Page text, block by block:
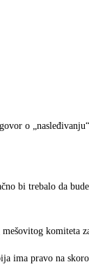
o
bi trebalo da
komiteta
ima pravo na